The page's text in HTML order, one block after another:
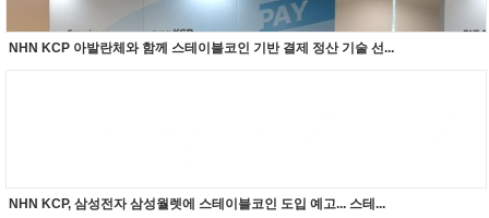
NHN KCP 아발란체와 함께 스테이블코인 기반 결제 정산 기술 선...
NHN KCP, 삼성전자 삼성월렛에 스테이블코인 도입 예고... 스테...